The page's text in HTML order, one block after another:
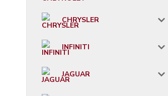
CHRYSLER
INFINITI
JAGUAR